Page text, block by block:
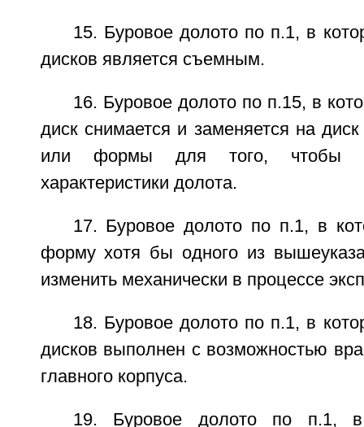
15. Буровое долото по п.1, в
дисков является съемным.
16. Буровое долото по п.15, в
диск снимается и заменяется на
или формы для того, чтобы
характеристики долота.
17. Буровое долото по п.1, в
форму хотя бы одного из
изменить механически в процессе
18. Буровое долото по п.1, в
дисков выполнен с возможностью
главного корпуса.
19. Буровое долото по п.1,